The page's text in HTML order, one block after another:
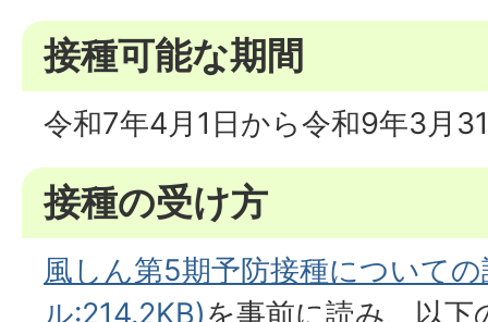
接種可能な期間
令和7年4月1日から令和9年3月
接種の受け方
風しん第5期予防接種について
ル:214.2KB)を事前に読み、以